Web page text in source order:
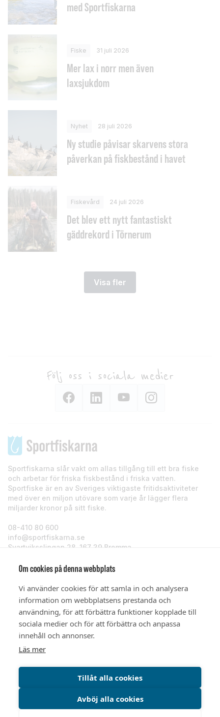
Om cookies på denna webbplats
Vi använder cookies för att samla in och analysera
information om webbplatsens prestanda och
användning, för att förbättra funktioner kopplade till
sociala medier och för att förbättra och anpassa
innehåll och annonser.
Läs mer
Tillåt alla cookies
Avböj alla cookies
med Sportfiskarna
Fiske 31 juli 2026
Mer lax i norr men även
laxsjukdom
Nyhet 28 juli 2026
Ny studie påvisar skarvens stora
påverkan på fiskbestånd i havet
Fiskevård 24 juli 2026
Det blev ett nytt fantastiskt
gäddrekord i Törnerum
Visa fler
Följ oss i sociala medier
Sportfiskarna slår vakt om allas tillgång till ett bra fiske
och arbetar för friska fiskbestånd i friska vatten.
Sportfiske är en av Sveriges viktigaste fritidsaktiviteter
med över en miljon utövare som varje år lägger flera
miljarder kronor på sitt fiske.
08-410 80 600
info@sportfiskarna.se
Svartviksslingan 28, 167 39 Bromma
Sportfiskarna
Om oss
Stöd oss